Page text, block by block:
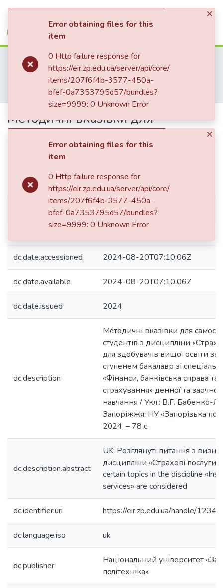
Communities & Collections
All of DSpace
Home 01. Факультети
Кафедра обліку та фінансів (Кафедра О та Ф)
Навчально-методичний комплекс дисциплін кафедри О та Ф
Методичні вказівки для самостійної роботи студентів з дисципліни «Страхові послуги»
Методичні вказівки для
самостійної роботи студентів з
дисципліни «Страхові послуги»
Simple item page
dc.contributor.author Бабенко-Левада, Вікторія
dc.date.accessioned 2024-08-20T07:10:06Z
dc.date.available 2024-08-20T07:10:06Z
dc.date.issued 2024
dc.description
Методичні вказівки для
студентів з дисципліни
для здобувачів вищої освіти за
ступенем бакалавр зі
«Фінанси, банківська справа та
страхування» денної та
навчання / Укл.: В.Г. Бабенко-
Запоріжжя: НУ «Запорізька
2024. – 78 с.
dc.description.abstract
UK: Розглянуті питання з
дисципліни «Страхові послуги»
certain topics in the discipline
services» are considered
dc.identifier.uri https://eir.zp.edu.ua/handle/
dc.language.iso uk
dc.publisher
Національний університет
політехніка»
×
Error obtaining files for this
item
0 Http failure response for
https://eir.zp.edu.ua/server/api/core/
items/207f6f4b-3577-450a-
bfef-0a7353795d57/bundles?
size=9999: 0 Unknown Error
×
Error obtaining files for this
item
0 Http failure response for
https://eir.zp.edu.ua/server/api/core/
items/207f6f4b-3577-450a-
bfef-0a7353795d57/bundles?
size=9999: 0 Unknown Error